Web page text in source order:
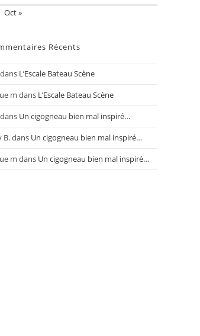
Oct »
Récents
dans L’Escale Bateau Scène
m dans L’Escale Bateau Scène
dans Un cigogneau bien mal inspiré…
B.dans Un cigogneau bien mal inspiré…
m dans Un cigogneau bien mal inspiré…